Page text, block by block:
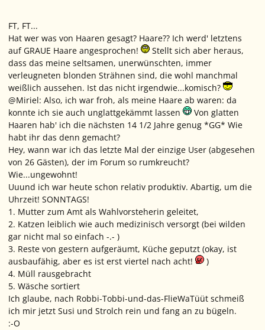
FT, FT...
Hat wer was von Haaren gesagt? Haare?? Ich werd' letztens
auf GRAUE Haare angesprochen!
Stellt sich aber heraus,
dass das meine seltsamen, unerwünschten, immer
verleugneten blonden Strähnen sind, die wohl manchmal
weißlich aussehen. Ist das nicht irgendwie...komisch?
@Miriel: Also, ich war froh, als meine Haare ab waren: da
konnte ich sie auch unglattgekämmt lassen
Von glatten
Haaren hab' ich die nächsten 14 1/2 Jahre genug *GG* Wie
habt ihr das denn gemacht?
Hey, wann war ich das letzte Mal der einzige User (abgesehen
von 26 Gästen), der im Forum so rumkreucht?
Wie...ungewohnt!
Uuund ich war heute schon relativ produktiv. Abartig, um die
Uhrzeit! SONNTAGS!
1. Mutter zum Amt als Wahlvorsteherin geleitet,
2. Katzen leiblich wie auch medizinisch versorgt (bei wilden
gar nicht mal so einfach -.- )
3. Reste von gestern aufgeräumt, Küche geputzt (okay, ist
ausbaufähig, aber es ist erst viertel nach acht!
)
4. Müll rausgebracht
5. Wäsche sortiert
Ich glaube, nach Robbi-Tobbi-und-das-FlieWaTüüt schmeiß
ich mir jetzt Susi und Strolch rein und fang an zu bügeln.
:-O